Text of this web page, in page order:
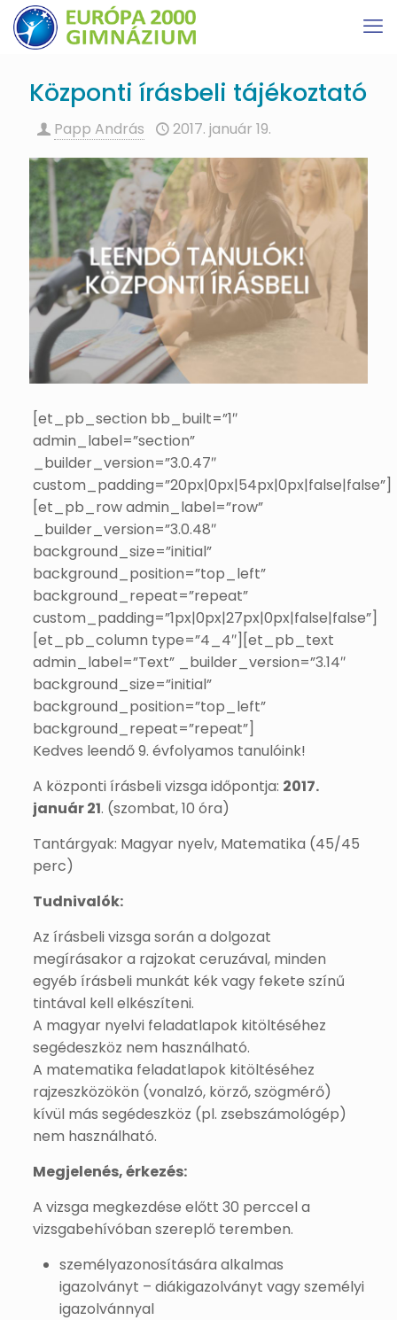
Központi írásbeli tájékoztató
Papp András 2017. január 19.
[et_pb_section bb_built=”1″
admin_label=”section”
_builder_version=”3.0.47″
custom_padding=”20px|0px|54px|0px|false|false”]
[et_pb_row admin_label=”row”
_builder_version=”3.0.48″
background_size=”initial”
background_position=”top_left”
background_repeat=”repeat”
custom_padding=”1px|0px|27px|0px|false|false”]
[et_pb_column type=”4_4″][et_pb_text
admin_label=”Text” _builder_version=”3.14″
background_size=”initial”
background_position=”top_left”
background_repeat=”repeat”]
Kedves leendő 9. évfolyamos tanulóink!
A központi írásbeli vizsga időpontja: 2017.
január 21. (szombat, 10 óra)
Tantárgyak: Magyar nyelv, Matematika (45/45
perc)
Tudnivalók:
Az írásbeli vizsga során a dolgozat
megírásakor a rajzokat ceruzával, minden
egyéb írásbeli munkát kék vagy fekete színű
tintával kell elkészíteni.
A magyar nyelvi feladatlapok kitöltéséhez
segédeszköz nem használható.
A matematika feladatlapok kitöltéséhez
rajzeszközökön (vonalzó, körző, szögmérő)
kívül más segédeszköz (pl. zsebszámológép)
nem használható.
Megjelenés, érkezés:
A vizsga megkezdése előtt 30 perccel a
vizsgabehívóban szereplő teremben.
személyazonosítására alkalmas
igazolványt – diákigazolványt vagy személyi
igazolvánnyal